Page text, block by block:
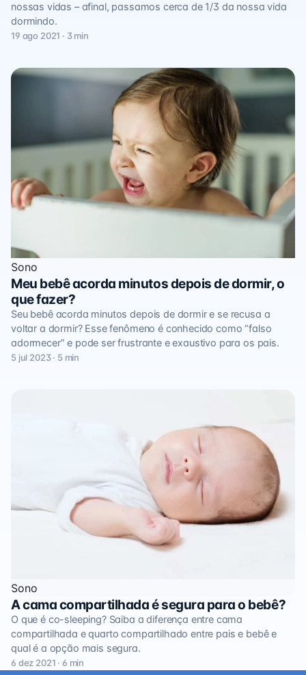
nossas vidas – afinal, passamos cerca de 1/3 da nossa vida
dormindo.
19 ago 2021 · 3 min
Sono
Meu bebê acorda minutos depois de dormir, o
que fazer?
Seu bebê acorda minutos depois de dormir e se recusa a
voltar a dormir? Esse fenômeno é conhecido como “falso
adormecer” e pode ser frustrante e exaustivo para os pais.
5 jul 2023 · 5 min
Sono
A cama compartilhada é segura para o bebê?
O que é co-sleeping? Saiba a diferença entre cama
compartilhada e quarto compartilhado entre pais e bebê e
qual é a opção mais segura.
6 dez 2021 · 6 min